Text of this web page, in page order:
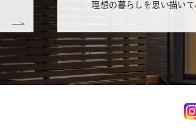
理想の暮らしを思い描いて